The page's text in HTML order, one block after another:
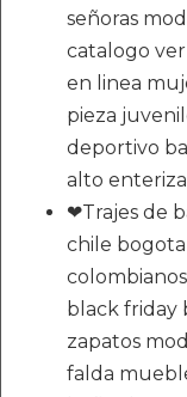
señoras
catalogo
en linea
pieza
deportivo
alto
❤Trajes de
chile
black friday
zapatos
falda